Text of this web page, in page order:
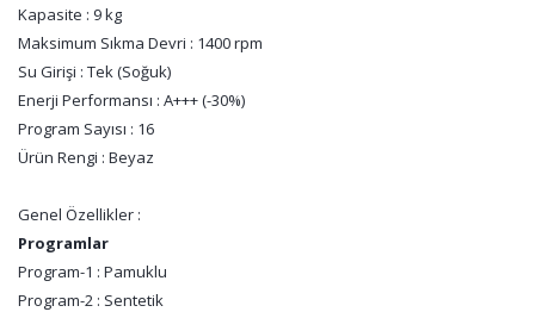
Kapasite : 9 kg
Maksimum Sıkma Devri : 1400 rpm
Su Girişi : Tek (Soğuk)
Enerji Performansı : A+++ (-30%)
Program Sayısı : 16
Ürün Rengi : Beyaz
Genel Özellikler :
Programlar
Program-1 : Pamuklu
Program-2 : Sentetik